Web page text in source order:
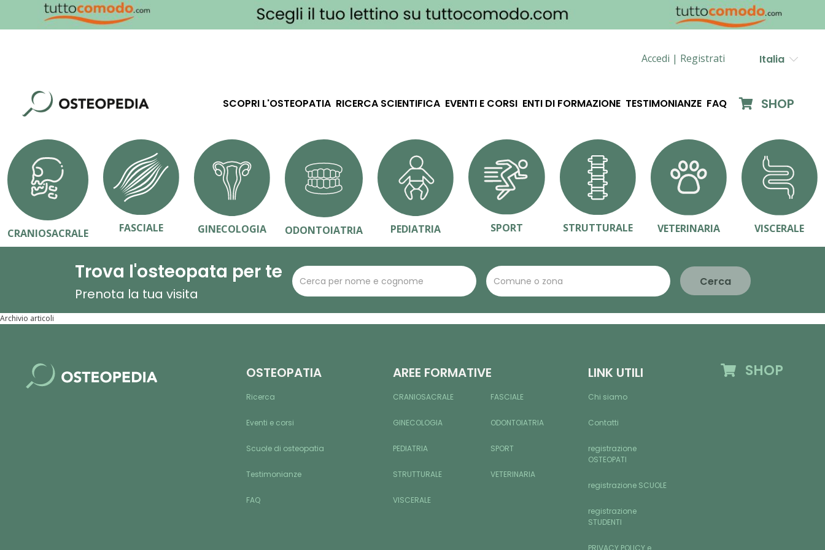
Accedi | Registrati Italia
SCOPRI L'OSTEOPATIA RICERCA SCIENTIFICA EVENTI E CORSI ENTI DI FORMAZIONE TESTIMONIANZE FAQ SHOP
CRANIOSACRALE FASCIALE GINECOLOGIA ODONTOIATRIA PEDIATRIA SPORT STRUTTURALE VETERINARIA VISCERALE
Trova l'osteopata per te
Prenota la tua visita
Cerca
Archivio articoli
OSTEOPATIA
Ricerca
Eventi e corsi
Scuole di osteopatia
Testimonianze
FAQ
AREE FORMATIVE
CRANIOSACRALE FASCIALE
GINECOLOGIA ODONTOIATRIA
PEDIATRIA SPORT
STRUTTURALE VETERINARIA
VISCERALE
LINK UTILI
Chi siamo
Contatti
registrazione
OSTEOPATI
registrazione SCUOLE
registrazione
STUDENTI
PRIVACY POLICY e
SHOP